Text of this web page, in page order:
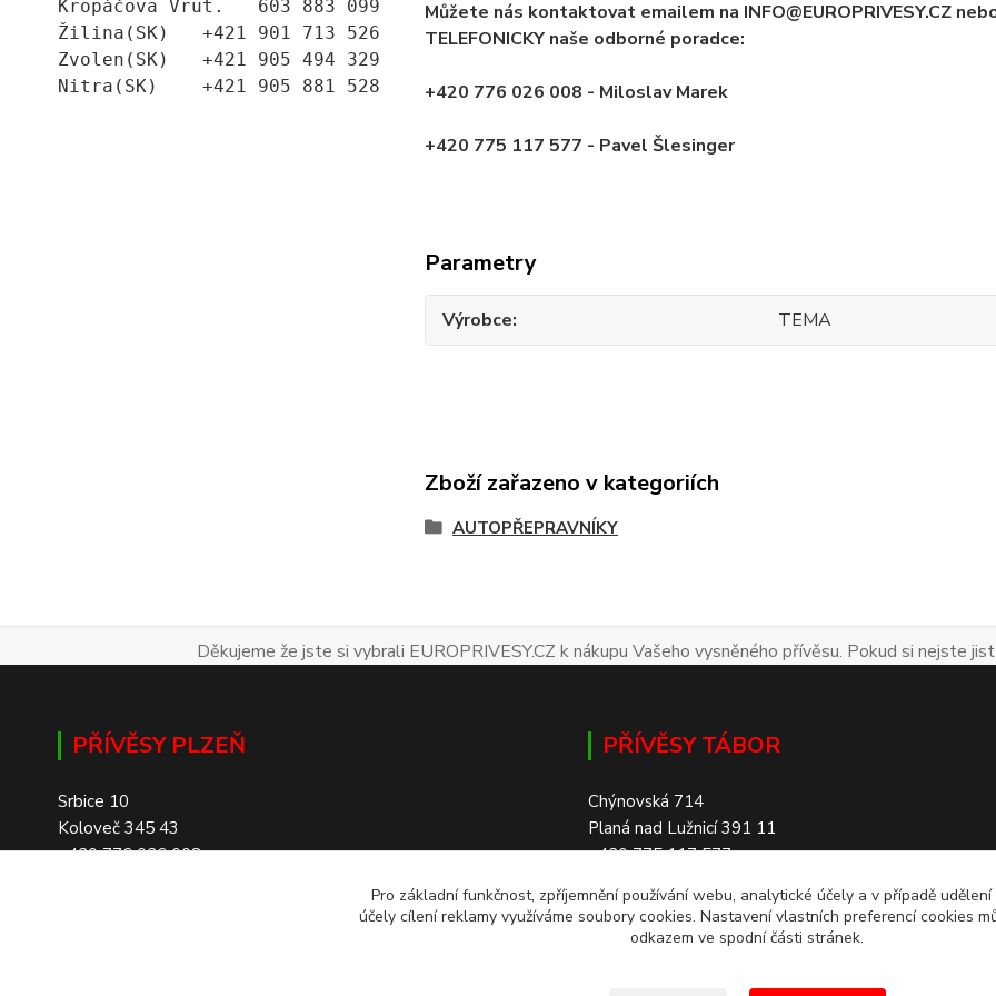
Kropáčova Vrut.   603 883 099
Žilina(SK)   +421 901 713 526
Zvolen(SK)   +421 905 494 329
Nitra(SK)    +421 905 881 528
Můžete nás kontaktovat emailem na INFO@EUROPRIVESY.CZ
TELEFONICKY naše odborné poradce:
+420 776 026 008 - Miloslav Marek
+420 775 117 577 - Pavel Šlesinger
Parametry
Výrobce TEMA
Zboží zařazeno v kategoriích
AUTOPŘEPRAVNÍKY
Děkujeme že jste si vybrali EUROPRIVESY.CZ k nákupu Vašeho vysněného přívěsu. Pokud si nejste
PŘÍVĚSY PLZEŇ
Srbice 10
Koloveč 345 43
+420 776 026 008
PŘÍVĚSY TÁBOR
Chýnovská 714
Planá nad Lužnicí 391 11
+420 775 117 577
SKLADEM 200+ PŘÍVĚSŮ
Pro základní funkčnost, zpříjemnění používání webu, analytické účely a v případě
účely cílení reklamy využíváme soubory cookies. Nastavení vlastních preferencí cookies
odkazem ve spodní části stránek.